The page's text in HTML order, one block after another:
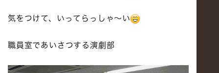
気をつけて、いってらっしゃ～い
職員室であいさつする演劇部